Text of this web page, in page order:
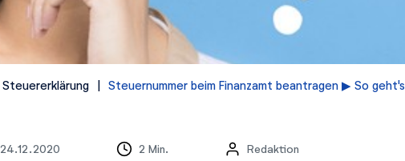
Steuernummer beim Finanzamt beantragen ▶ So geht's
24.12.2020 2 Min. Redaktion